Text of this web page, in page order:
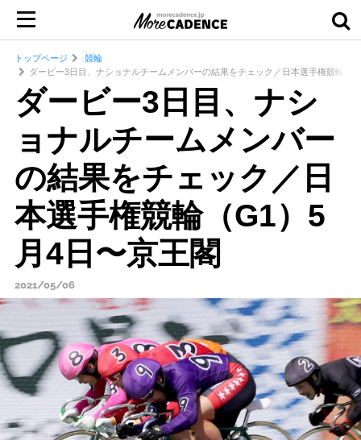
トップページ
競輪
ダービー3日目、ナショナルチームメンバーの結果をチェック／日本選手権競輪（
ダービー3日目、ナシ
ョナルチームメンバー
の結果をチェック／日
本選手権競輪（G1）5
月4日〜京王閣
2021/05/06